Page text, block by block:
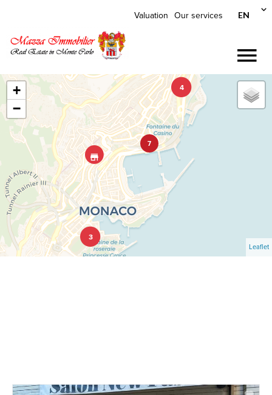
Valuation Our services EN
4
3
7
+
−
Leaflet